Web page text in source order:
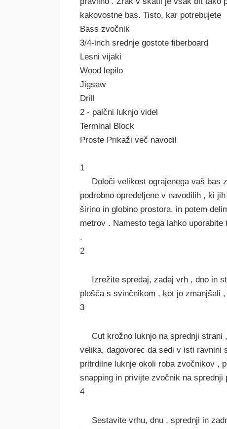
kakovostne bas. Tisto, kar potrebujete
Bass zvočnik
3/4-inch srednje gostote fiberboard
Lesni vijaki
Wood lepilo
Jigsaw
Drill
2 - palčni luknjo videl
Terminal Block
Proste Prikaži več navodil
1
Določi velikost ograjenega vaš bas
podrobno opredeljene v navodilih , ki
širino in globino prostora, in potem
metrov . Namesto tega lahko
.
2
Izrežite spredaj, zadaj vrh , dno in
plošča s svinčnikom , kot jo zmanjšali
3
Cut krožno luknjo na sprednji
velika, dagovorec da sedi v isti ravnini
pritrdilne luknje okoli roba zvočnikov ,
snapping in privijte zvočnik na sprednji
4
Sestavite vrhu, dnu , sprednji in